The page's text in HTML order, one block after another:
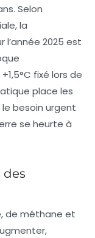
Selon
la
2025 est
fixé lors de
place les
besoin urgent
se heurte à
des
, de méthane et